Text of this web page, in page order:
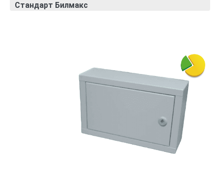
Стандарт Билмакс